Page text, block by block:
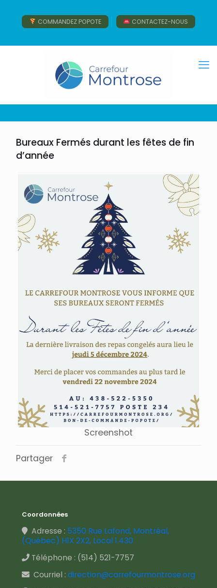
COMMANDEZ POPOTE CONTACTEZ-NOUS
Bureaux Fermés durant les fêtes de fin
d’année
Screenshot
Partager
Coordonnées
Adresse : 5350 Rue Lafond, Montréal,
(Québec) H1X 2X2, Local 1.430
Téléphone : (514) 521-7757
Courriel : direction@carrefourmontrose.org